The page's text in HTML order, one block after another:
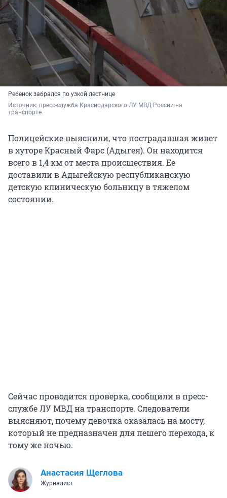
Ребенок забрался по узкой лестнице
Источник: пресс-служба Краснодарского ЛУ МВД России на
транспорте
Полицейские выяснили, что пострадавшая живет
в хуторе Красный Фарс (Адыгея). Он находится
всего в 1,4 км от места происшествия. Ее
доставили в Адыгейскую республиканскую
детскую клиническую больницу в тяжелом
состоянии.
Сейчас проводится проверка, сообщили в пресс-
службе ЛУ МВД на транспорте. Следователи
выясняют, почему девочка оказалась на мосту,
который не предназначен для пешего перехода, к
тому же ночью.
Анастасия Щеглова
Журналист